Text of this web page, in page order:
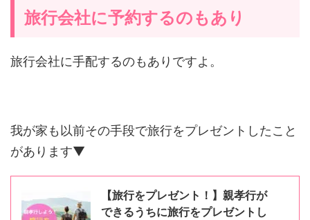
旅行会社に予約するのもあり
旅行会社に手配するのもありですよ。
我が家も以前その手段で旅行をプレゼントしたこと
があります▼
【旅行をプレゼント！】親孝行が
できるうちに旅行をプレゼントし